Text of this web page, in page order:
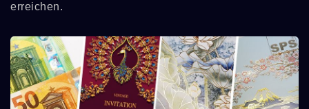
erreichen.